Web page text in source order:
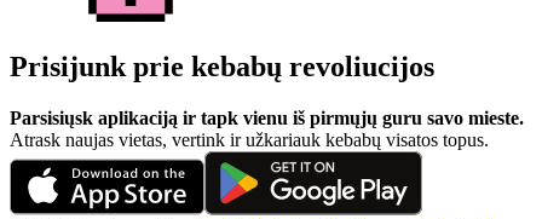
Prisijunk prie kebabų revoliucijos
Parsisiųsk aplikaciją ir tapk vienu iš pirmųjų guru savo mieste.
Atrask naujas vietas, vertink ir užkariauk kebabų visatos topus.